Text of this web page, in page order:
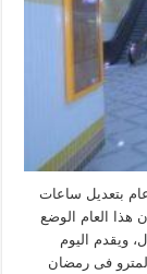
بتعديل ساعات
هذا العام الوضع
ويقدم اليوم
المترو فى رمضان